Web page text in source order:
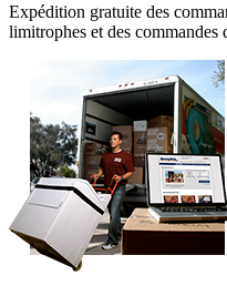
Expédition gratuite des
limitrophes et des commandes